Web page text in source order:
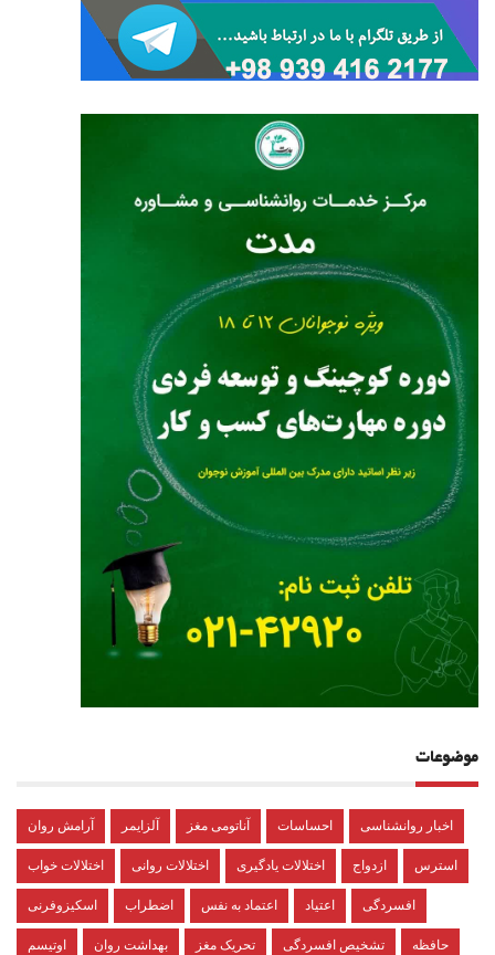
موضوعات
آرامش روان آلزایمر آناتومی مغز احساسات اخبار روانشناسی
اختلالات خواب اختلالات روانی اختلالات یادگیری ازدواج استرس
اسکیزوفرنی اضطراب اعتماد به نفس اعتیاد افسردگی
اوتیسم بهداشت روان تحریک مغز تشخیص افسردگی حافظه